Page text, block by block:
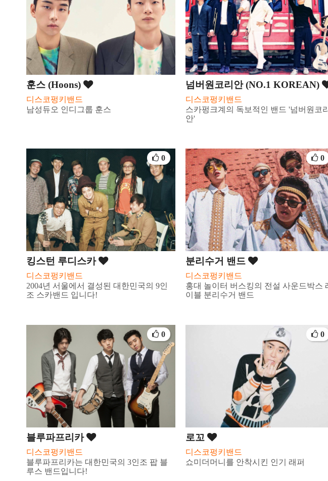
훈스 (Hoons)
디스코펑키밴드
남성듀오 인디그룹 훈스
넘버원코리안 (NO.1 KOREAN)
디스코펑키밴드
스카펑크계의 독보적인 밴드 '넘버원코리
안'
킹스턴 루디스카
디스코펑키밴드
2004년 서울에서 결성된 대한민국의 9인
조 스카밴드 입니다!
0
분리수거 밴드
디스코펑키밴드
홍대 놀이터 버스킹의 전설 사운드박스
이블 분리수거 밴드
0
블루파프리카
디스코펑키밴드
블루파프리카는 대한민국의 3인조 팝 블
루스 밴드입니다!
0
로꼬
디스코펑키밴드
쇼미더머니를 안착시킨 인기 래퍼
0